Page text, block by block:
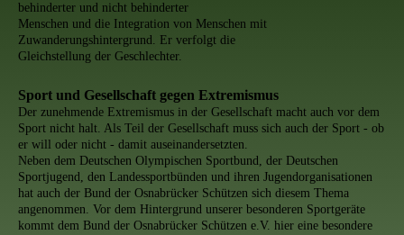
behinderter und nicht behinderter
Menschen und die Integration von Menschen mit
Zuwanderungshintergrund. Er verfolgt die
Gleichstellung der Geschlechter.
Sport und Gesellschaft gegen Extremismus
Der zunehmende Extremismus in der Gesellschaft macht auch vor dem
Sport nicht halt. Als Teil der Gesellschaft muss sich auch der Sport - ob
er will oder nicht - damit auseinandersetzten.
Neben dem Deutschen Olympischen Sportbund, der Deutschen
Sportjugend, den Landessportbünden und ihren Jugendorganisationen
hat auch der Bund der Osnabrücker Schützen sich diesem Thema
angenommen. Vor dem Hintergrund unserer besonderen Sportgeräte
kommt dem Bund der Osnabrücker Schützen e.V. hier eine besondere